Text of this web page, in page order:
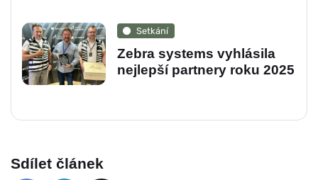
Setkání
Zebra systems vyhlásila
nejlepší partnery roku 2025
Sdílet článek